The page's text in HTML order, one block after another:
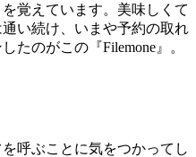
覚えています。美味しくて
い続け、いまや予約の取れ
のがこの『Filemone』。
呼ぶことに気をつかってし